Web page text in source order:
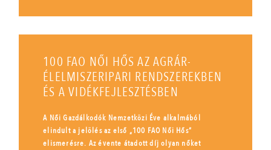
100 FAO NŐI HŐS AZ AGRÁR-
ÉLELMISZERIPARI RENDSZEREKBEN
ÉS A VIDÉKFEJLESZTÉSBEN
A Női Gazdálkodók Nemzetközi Éve alkalmából
elindult a jelölés az első „100 FAO Női Hős”
elismerésre. Az évente átadott díj olyan nőket